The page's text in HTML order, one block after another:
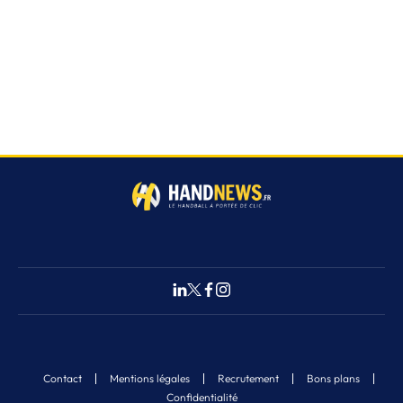
Contact Mentions légales Recrutement
Bons plans
Confidentialité